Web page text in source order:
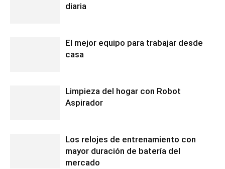
diaria
El mejor equipo para trabajar desde
casa
Limpieza del hogar con Robot
Aspirador
Los relojes de entrenamiento con
mayor duración de batería del
mercado